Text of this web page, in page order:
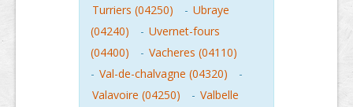
Turriers (04250)
- Ubraye
(04240)
- Uvernet-fours
(04400)
- Vacheres (04110)
- Val-de-chalvagne (04320)
-
Valavoire (04250)
- Valbelle